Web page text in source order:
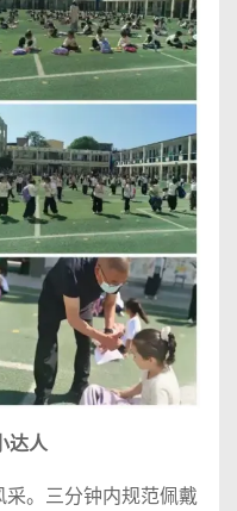
达人
。三分钟内规范佩戴